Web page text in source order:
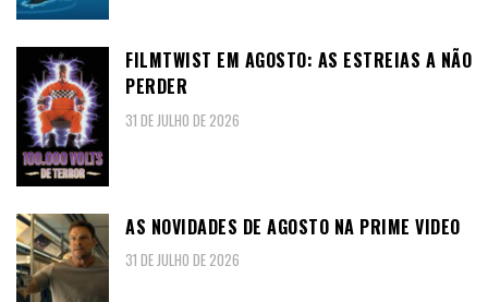
FILMTWIST EM AGOSTO: AS ESTREIAS A NÃO
PERDER
31 DE JULHO DE 2026
AS NOVIDADES DE AGOSTO NA PRIME VIDEO
31 DE JULHO DE 2026